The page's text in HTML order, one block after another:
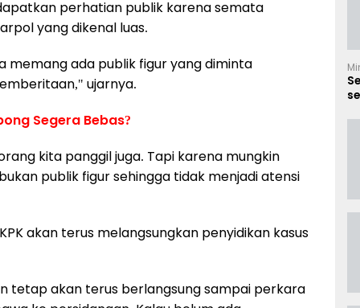
perhatian publik karena semata
yang dikenal luas.
memang ada publik figur yang diminta
ujarnya.
Segera Bebas?
kita panggil juga. Tapi karena mungkin
publik figur sehingga tidak menjadi atensi
akan terus melangsungkan penyidikan kasus
tetap akan terus berlangsung sampai perkara